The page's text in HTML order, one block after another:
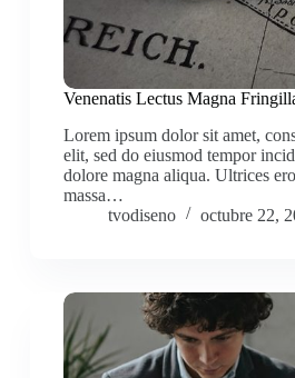
Venenatis Lectus Magna
Lorem ipsum dolor sit amet,
elit, sed do eiusmod tempor
dolore magna aliqua. Ultrices
massa…
tvodiseno
octubre 22,